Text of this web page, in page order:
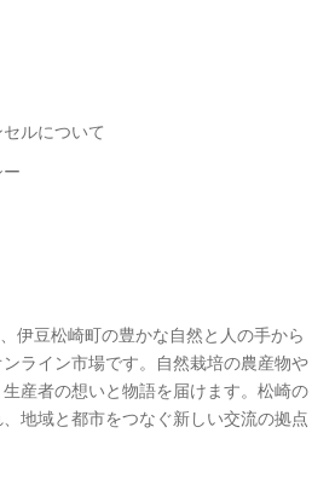
ルについて
伊豆松崎町の豊かな自然と人の手から
ライン市場です。自然栽培の農産物や
産者の想いと物語を届けます。松崎の
地域と都市をつなぐ新しい交流の拠点